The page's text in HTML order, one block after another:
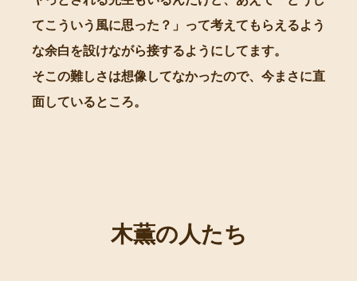
てこういう風に思った？」って考えてもらえるよう
な余白を設けながら接するようにしてます。
そこの難しさは想像してなかったので、今まさに直
面しているところ。
木薫の人たち